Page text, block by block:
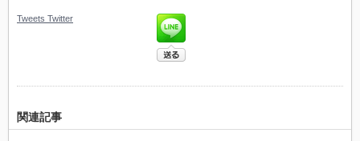
Tweets Twitter
関連記事